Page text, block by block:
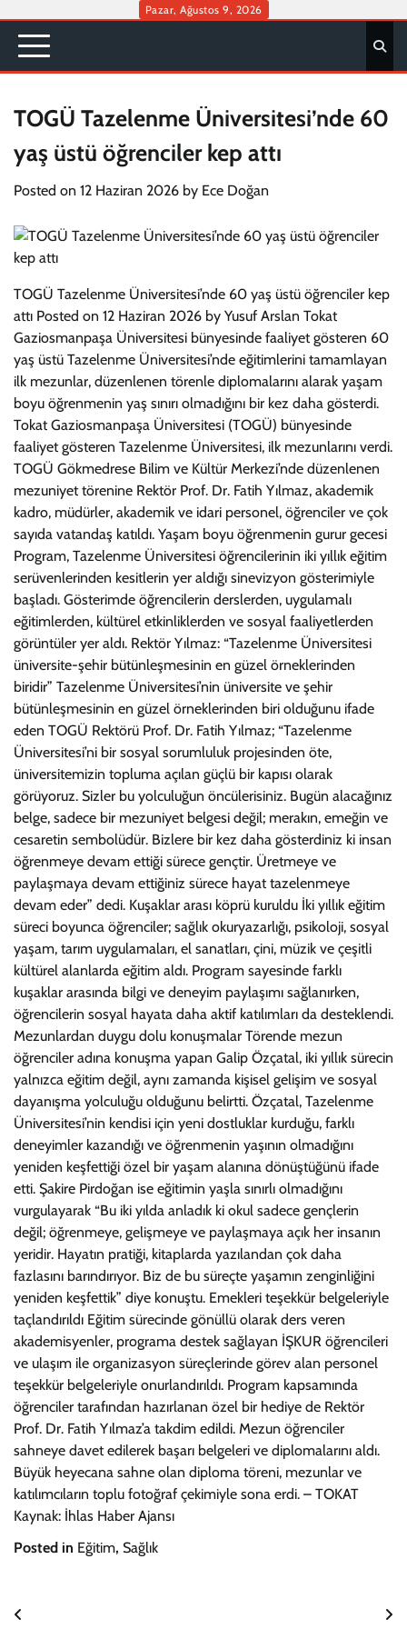
content
Pazar, Ağustos 9, 2026
TOGÜ Tazelenme Üniversitesi’nde 60
yaş üstü öğrenciler kep attı
Posted on 12 Haziran 2026 by Ece Doğan
TOGÜ Tazelenme Üniversitesi’nde 60 yaş üstü öğrenciler kep
attı Posted on 12 Haziran 2026 by Yusuf Arslan Tokat
Gaziosmanpaşa Üniversitesi bünyesinde faaliyet gösteren 60
yaş üstü Tazelenme Üniversitesi’nde eğitimlerini tamamlayan
ilk mezunlar, düzenlenen törenle diplomalarını alarak yaşam
boyu öğrenmenin yaş sınırı olmadığını bir kez daha gösterdi.
Tokat Gaziosmanpaşa Üniversitesi (TOGÜ) bünyesinde
faaliyet gösteren Tazelenme Üniversitesi, ilk mezunlarını verdi.
TOGÜ Gökmedrese Bilim ve Kültür Merkezi’nde düzenlenen
mezuniyet törenine Rektör Prof. Dr. Fatih Yılmaz, akademik
kadro, müdürler, akademik ve idari personel, öğrenciler ve çok
sayıda vatandaş katıldı. Yaşam boyu öğrenmenin gurur gecesi
Program, Tazelenme Üniversitesi öğrencilerinin iki yıllık eğitim
serüvenlerinden kesitlerin yer aldığı sinevizyon gösterimiyle
başladı. Gösterimde öğrencilerin derslerden, uygulamalı
eğitimlerden, kültürel etkinliklerden ve sosyal faaliyetlerden
görüntüler yer aldı. Rektör Yılmaz: “Tazelenme Üniversitesi
üniversite-şehir bütünleşmesinin en güzel örneklerinden
biridir” Tazelenme Üniversitesi’nin üniversite ve şehir
bütünleşmesinin en güzel örneklerinden biri olduğunu ifade
eden TOGÜ Rektörü Prof. Dr. Fatih Yılmaz; “Tazelenme
Üniversitesi’ni bir sosyal sorumluluk projesinden öte,
üniversitemizin topluma açılan güçlü bir kapısı olarak
görüyoruz. Sizler bu yolculuğun öncülerisiniz. Bugün alacağınız
belge, sadece bir mezuniyet belgesi değil; merakın, emeğin ve
cesaretin sembolüdür. Bizlere bir kez daha gösterdiniz ki insan
öğrenmeye devam ettiği sürece gençtir. Üretmeye ve
paylaşmaya devam ettiğiniz sürece hayat tazelenmeye
devam eder” dedi. Kuşaklar arası köprü kuruldu İki yıllık eğitim
süreci boyunca öğrenciler; sağlık okuryazarlığı, psikoloji, sosyal
yaşam, tarım uygulamaları, el sanatları, çini, müzik ve çeşitli
kültürel alanlarda eğitim aldı. Program sayesinde farklı
kuşaklar arasında bilgi ve deneyim paylaşımı sağlanırken,
öğrencilerin sosyal hayata daha aktif katılımları da desteklendi.
Mezunlardan duygu dolu konuşmalar Törende mezun
öğrenciler adına konuşma yapan Galip Özçatal, iki yıllık sürecin
yalnızca eğitim değil, aynı zamanda kişisel gelişim ve sosyal
dayanışma yolculuğu olduğunu belirtti. Özçatal, Tazelenme
Üniversitesi’nin kendisi için yeni dostluklar kurduğu, farklı
deneyimler kazandığı ve öğrenmenin yaşının olmadığını
yeniden keşfettiği özel bir yaşam alanına dönüştüğünü ifade
etti. Şakire Pirdoğan ise eğitimin yaşla sınırlı olmadığını
vurgulayarak “Bu iki yılda anladık ki okul sadece gençlerin
değil; öğrenmeye, gelişmeye ve paylaşmaya açık her insanın
yeridir. Hayatın pratiği, kitaplarda yazılandan çok daha
fazlasını barındırıyor. Biz de bu süreçte yaşamın zenginliğini
yeniden keşfettik” diye konuştu. Emekleri teşekkür belgeleriyle
taçlandırıldı Eğitim sürecinde gönüllü olarak ders veren
akademisyenler, programa destek sağlayan İŞKUR öğrencileri
ve ulaşım ile organizasyon süreçlerinde görev alan personel
teşekkür belgeleriyle onurlandırıldı. Program kapsamında
öğrenciler tarafından hazırlanan özel bir hediye de Rektör
Prof. Dr. Fatih Yılmaz’a takdim edildi. Mezun öğrenciler
sahneye davet edilerek başarı belgeleri ve diplomalarını aldı.
Büyük heyecana sahne olan diploma töreni, mezunlar ve
katılımcıların toplu fotoğraf çekimiyle sona erdi. – TOKAT
Kaynak: İhlas Haber Ajansı
Posted in Eğitim, Sağlık
Yazı